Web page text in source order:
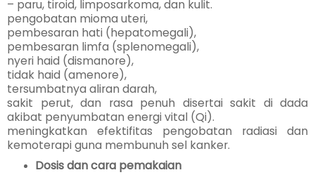
– paru, tiroid, limposarkoma, dan kulit.
pengobatan mioma uteri,
pembesaran hati (hepatomegali),
pembesaran limfa (splenomegali),
nyeri haid (dismanore),
tidak haid (amenore),
tersumbatnya aliran darah,
sakit perut, dan rasa penuh disertai sakit di dada
akibat penyumbatan energi vital (Qi).
meningkatkan efektifitas pengobatan radiasi dan
kemoterapi guna membunuh sel kanker.
Dosis dan cara pemakaian